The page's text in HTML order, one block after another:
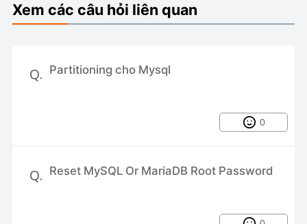
Hướng dẫn cài đặt v2board trên
gắt kết nối SSH vào
dùng trong Linux
Xem các câu hỏi liên quan
Q. Partitioning cho Mysql
0
Q. Reset MySQL Or MariaDB Root Password